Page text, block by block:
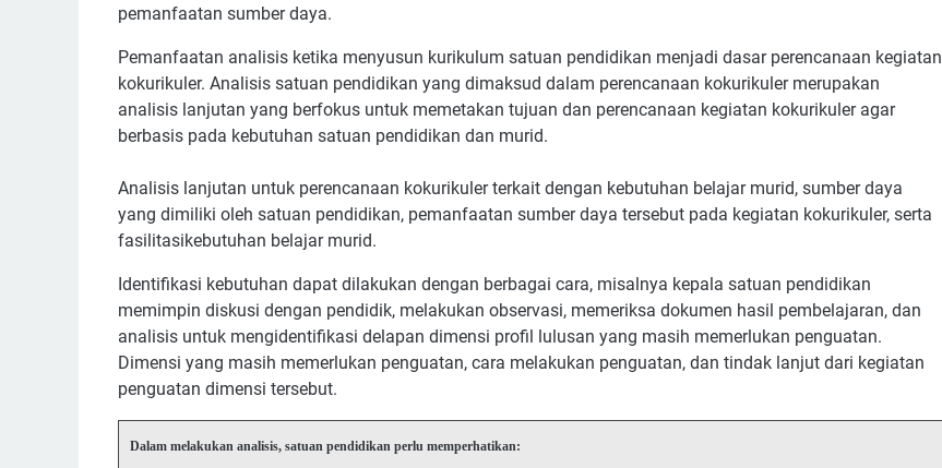
pemanfaatan sumber daya.
Pemanfaatan analisis ketika menyusun kurikulum satuan pendidikan menjadi dasar perencanaan kegiatan
kokurikuler. Analisis satuan pendidikan yang dimaksud dalam perencanaan kokurikuler merupakan
analisis lanjutan yang berfokus untuk memetakan tujuan dan perencanaan kegiatan kokurikuler agar
berbasis pada kebutuhan satuan pendidikan dan murid.
Analisis lanjutan untuk perencanaan kokurikuler terkait dengan kebutuhan belajar murid, sumber daya
yang dimiliki oleh satuan pendidikan, pemanfaatan sumber daya tersebut pada kegiatan kokurikuler, serta
fasilitasikebutuhan belajar murid.
Identifikasi kebutuhan dapat dilakukan dengan berbagai cara, misalnya kepala satuan pendidikan
memimpin diskusi dengan pendidik, melakukan observasi, memeriksa dokumen hasil pembelajaran, dan
analisis untuk mengidentifikasi delapan dimensi profil lulusan yang masih memerlukan penguatan.
Dimensi yang masih memerlukan penguatan, cara melakukan penguatan, dan tindak lanjut dari kegiatan
penguatan dimensi tersebut.
Dalam melakukan analisis, satuan pendidikan perlu memperhatikan: